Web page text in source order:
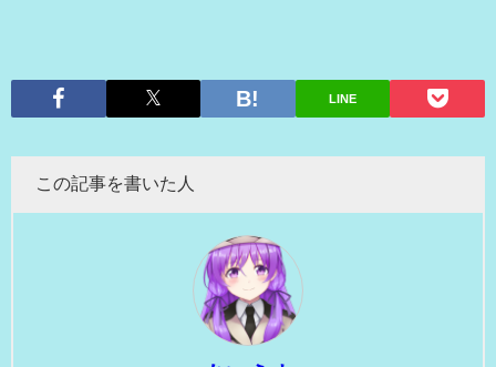
LINE
この記事を書いた人